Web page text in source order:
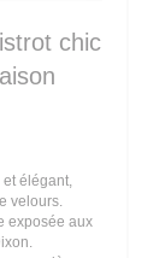
chic
élégant,
velours.
exposée aux